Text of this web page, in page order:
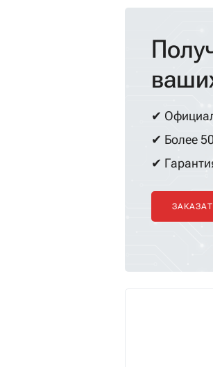
✔
✔ Более
✔